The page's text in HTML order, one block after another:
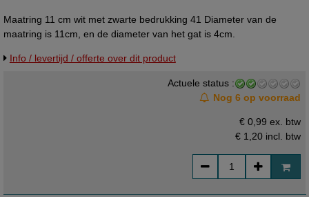
Maatring 11 cm wit met zwarte bedrukking 41 Diameter van de
maatring is 11cm, en de diameter van het gat is 4cm.
Info / levertijd / offerte over dit product
Actuele status :
Nog 6 op voorraad
€ 0,99 ex. btw
€ 1,20 incl. btw